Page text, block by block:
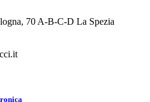
70 A-B-C-D La Spezia